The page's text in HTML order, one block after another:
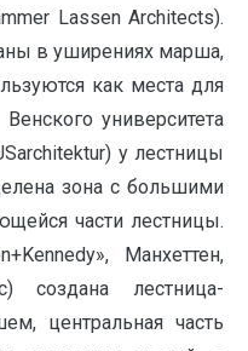
Lassen Architects).
в уширениях марша,
как места для
университета
у лестницы
зона с большими
части лестницы.
Манхеттен,
создана лестница-
центральная часть